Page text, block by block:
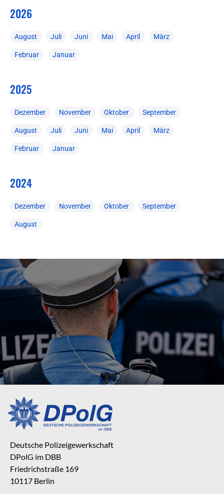
2026
August Juli Juni Mai April März
Februar Januar
2025
Dezember November Oktober September
August Juli Juni Mai April März
Februar Januar
2024
Dezember November Oktober September
August
Deutsche Polizeigewerkschaft
DPolG im DBB
Friedrichstraße 169
10117 Berlin